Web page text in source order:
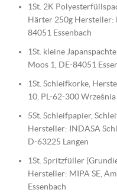
1St. 2K
Härter 250g Hersteller:
84051 Essenbach
1St. kleine
Moos 1, DE-84051
1St. Schleifkorke,
10, PL-62-300 Września
5St. Schleifpapier,
Hersteller: INDASA
D-63225 Langen
1St. Spritzfüller
Hersteller: MIPA SE,
Essenbach